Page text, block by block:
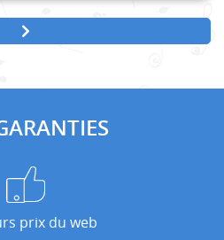
prix du web